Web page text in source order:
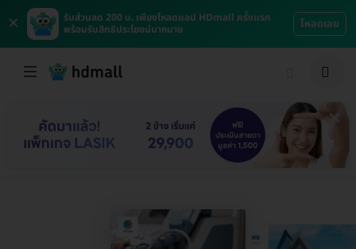
×
รับส่วนลด 200 บ. เพียงโหลดแอป HDmall ครั้งแรก
พร้อมรับสิทธิประโยชน์มากมาย
โหลดเลย